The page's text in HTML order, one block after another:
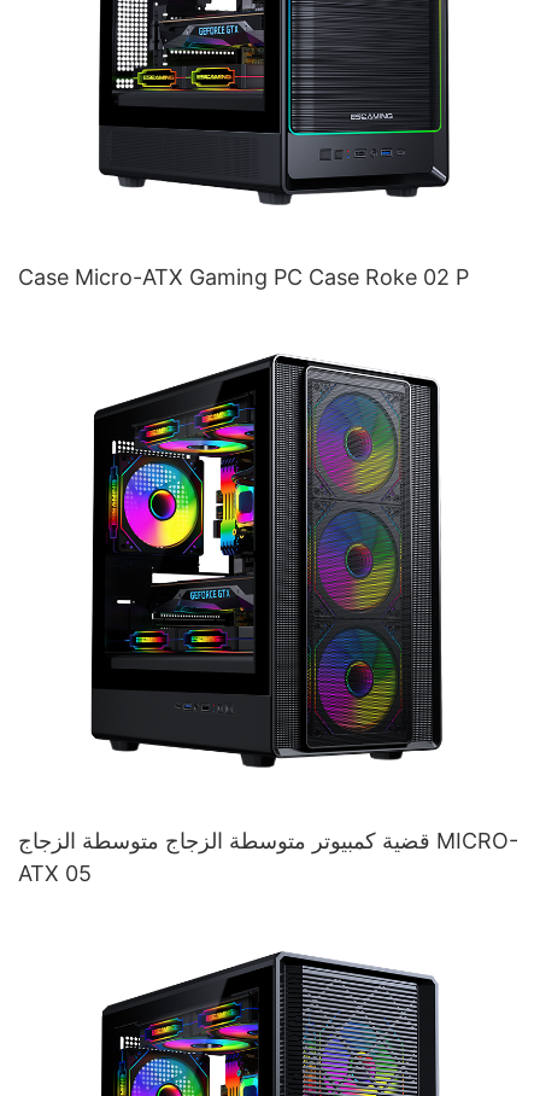
Case Micro-ATX Gaming PC Case Roke 02 P
قضية كمبيوتر متوسطة الزجاج متوسطة الزجاج MICRO-
ATX 05